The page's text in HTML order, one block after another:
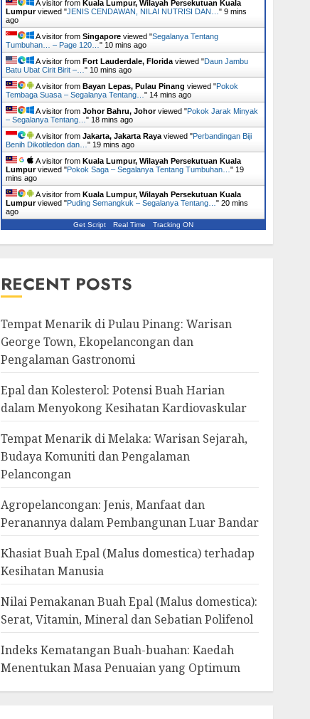
A visitor from Kuala Lumpur, Wilayah Persekutuan Kuala
Lumpurviewed "JENIS CENDAWAN, NILAI NUTRISI DAN… " 9 mins
ago
A visitor from Singaporeviewed "Segalanya Tentang
Tumbuhan… – Page 120… " 10 mins ago
A visitor from Fort Lauderdale, Floridaviewed "Daun Jambu
Batu Ubat Cirit Birit –… " 10 mins ago
A visitor from Bayan Lepas, Pulau Pinang viewed "Pokok
Tembaga Suasa – Segalanya Tentang… " 14 mins ago
A visitor from Johor Bahru, Johorviewed "Pokok Jarak Minyak
– Segalanya Tentang… " 18 mins ago
A visitor from Jakarta, Jakarta Rayaviewed "Perbandingan Biji
Benih Dikotiledon dan… " 19 mins ago
A visitor from Kuala Lumpur, Wilayah Persekutuan Kuala
Lumpurviewed "Pokok Saga – Segalanya Tentang Tumbuhan… " 19
mins ago
A visitor from Kuala Lumpur, Wilayah Persekutuan Kuala
Lumpurviewed "Puding Semangkuk – Segalanya Tentang… " 20 mins
ago
Get Script Real Time Tracking ON
RECENT POSTS
Tempat Menarik di Pulau Pinang: Warisan
George Town, Ekopelancongan dan
Pengalaman Gastronomi
Epal dan Kolesterol: Potensi Buah Harian
dalam Menyokong Kesihatan Kardiovaskular
Tempat Menarik di Melaka: Warisan Sejarah,
Budaya Komuniti dan Pengalaman
Pelancongan
Agropelancongan: Jenis, Manfaat dan
Peranannya dalam Pembangunan Luar Bandar
Khasiat Buah Epal (Malus domestica) terhadap
Kesihatan Manusia
Nilai Pemakanan Buah Epal (Malus domestica):
Serat, Vitamin, Mineral dan Sebatian Polifenol
Indeks Kematangan Buah-buahan: Kaedah
Menentukan Masa Penuaian yang Optimum